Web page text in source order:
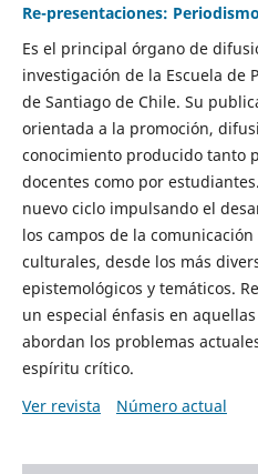
Re-presentaciones:
Es el principal órgano de
investigación de la Escuela de
de Santiago de Chile. Su
orientada a la promoción,
conocimiento producido tanto
docentes como por
nuevo ciclo impulsando el
los campos de la
culturales, desde los más
epistemológicos y temáticos.
un especial énfasis en
abordan los problemas
espíritu crítico.
Ver revista
Número actual